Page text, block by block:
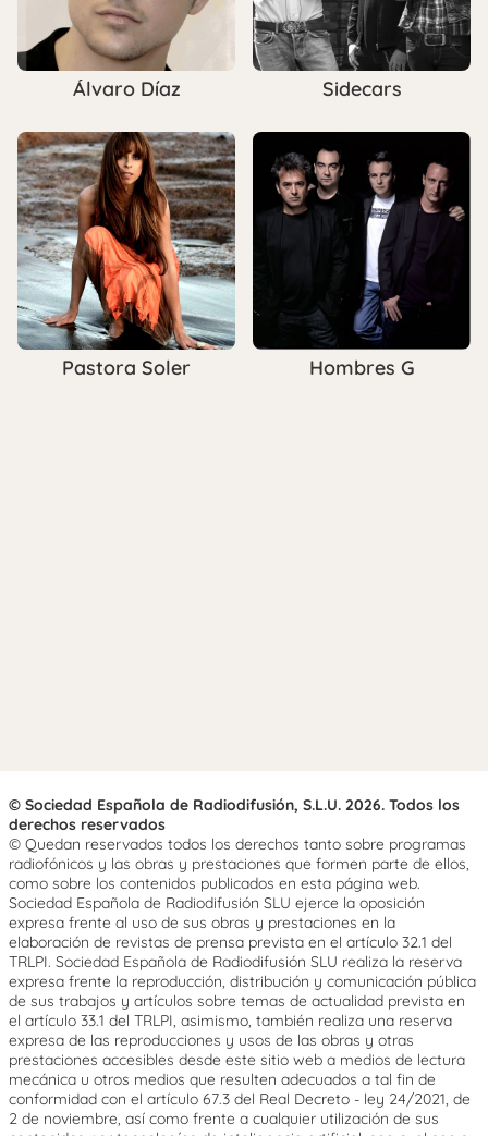
Álvaro Díaz Sidecars
Pastora Soler Hombres G
© Sociedad Española de Radiodifusión, S.L.U. 2026. Todos los
derechos reservados
© Quedan reservados todos los derechos tanto sobre programas
radiofónicos y las obras y prestaciones que formen parte de ellos,
como sobre los contenidos publicados en esta página web.
Sociedad Española de Radiodifusión SLU ejerce la oposición
expresa frente al uso de sus obras y prestaciones en la
elaboración de revistas de prensa prevista en el artículo 32.1 del
TRLPI. Sociedad Española de Radiodifusión SLU realiza la reserva
expresa frente la reproducción, distribución y comunicación pública
de sus trabajos y artículos sobre temas de actualidad prevista en
el artículo 33.1 del TRLPI, asimismo, también realiza una reserva
expresa de las reproducciones y usos de las obras y otras
prestaciones accesibles desde este sitio web a medios de lectura
mecánica u otros medios que resulten adecuados a tal fin de
conformidad con el artículo 67.3 del Real Decreto - ley 24/2021, de
2 de noviembre, así como frente a cualquier utilización de sus